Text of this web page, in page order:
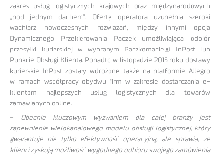
zakres usług logistycznych krajowych oraz międzynarodowych
„pod jednym dachem”. Ofertę operatora uzupełnia szeroki
wachlarz nowoczesnych rozwiązań, między innymi opcja
Dynamicznego Przekierowania Paczek umożliwiająca odbiór
przesyłki kurierskiej w wybranym Paczkomacie® InPost lub
Punkcie Obsługi Klienta. Ponadto w listopadzie 2015 roku dostawy
kurierskie InPost zostały wdrożone także na platformie Allegro
w ramach współpracy obydwu firm w zakresie dostarczania e-
klientom najlepszych usług logistycznych dla towarów
zamawianych online.
– Obecnie kluczowym wyzwaniem dla całej branży jest
zapewnienie wielokanałowego modelu obsługi logistycznej, który
gwarantuje nie tylko efektywność operacyjną, ale sprawia, że
klienci zyskują możliwość wygodnego odbioru swojego zamówienia